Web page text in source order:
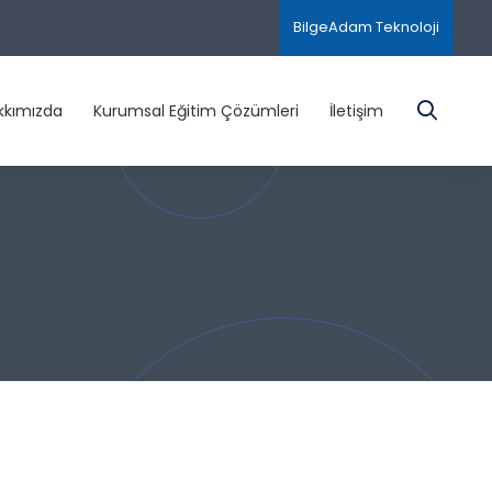
BilgeAdam Teknoloji
Kurumsal Eğitim Çözümleri İletişim